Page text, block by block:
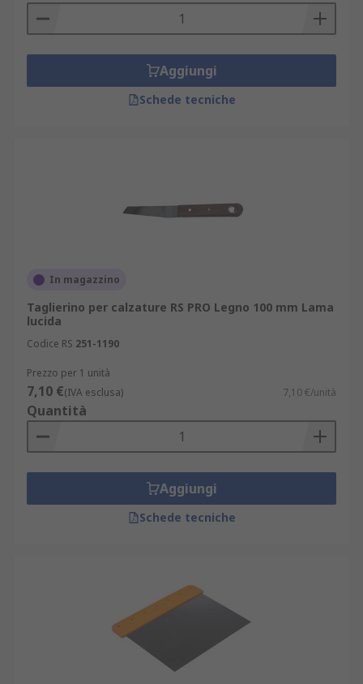
teglia (nel caso di applicazioni culinarie)
oppure coperture (se impiegata per altri
usi).
Aggiungi
Schede tecniche
In magazzino
Taglierino per calzature RS PRO Legno 100 mm Lama
lucida
Codice RS 251-1190
Prezzo per 1 unità
7,10 €(IVA esclusa) 7,10 €/unità
Quantità
Aggiungi
Schede tecniche